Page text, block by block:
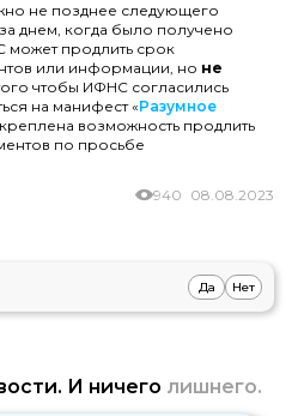
не позднее следующего
днем, когда было получено
продлить срок
или информации, но не
чтобы ИФНС согласились
на манифест «Разумное
возможность продлить
по просьбе
08.08.2023
940
Да Нет
И ничего лишнего.